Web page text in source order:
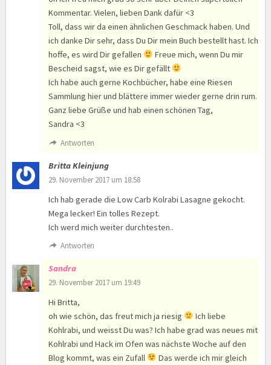
Kommentar. Vielen, lieben Dank dafür <3
Toll, dass wir da einen ähnlichen Geschmack haben. Und
ich danke Dir sehr, dass Du Dir mein Buch bestellt hast. Ich
hoffe, es wird Dir gefallen
Freue mich, wenn Du mir
Bescheid sagst, wie es Dir gefällt
Ich habe auch gerne Kochbücher, habe eine Riesen
Sammlung hier und blättere immer wieder gerne drin rum.
Ganz liebe Grüße und hab einen schönen Tag,
Sandra <3
Antworten
Britta Kleinjung
29. November 2017 um 18:58
Ich hab gerade die Low Carb Kolrabi Lasagne gekocht.
Mega lecker! Ein tolles Rezept.
Ich werd mich weiter durchtesten..
Antworten
Sandra
29. November 2017 um 19:49
Hi Britta,
oh wie schön, das freut mich ja riesig
Ich liebe
Kohlrabi, und weisst Du was? Ich habe grad was neues mit
Kohlrabi und Hack im Ofen was nächste Woche auf den
Blog kommt, was ein Zufall
Das werde ich mir gleich